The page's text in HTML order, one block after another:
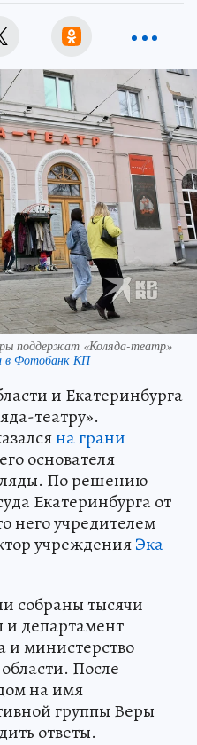
поддержат «Коляда-театр»
в Фотобанк КП
и Екатеринбурга
театру».
на грани
основателя
По решению
Екатеринбурга от
него учредителем
учрежденияЭка
собраны тысячи
департамент
и министерство
После
на имя
группы Веры
ответы.